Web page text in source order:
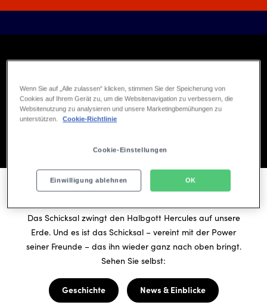
00:00
Mute
Play
TRAILER
Das Schicksal zwingt den Halbgott Hercules auf unsere
Erde. Und es ist das Schicksal – vereint mit der Power
seiner Freunde – das ihn wieder ganz nach oben bringt.
Sehen Sie selbst:
Geschichte News & Einblicke
Wenn Sie auf „Alle zulassen“ klicken, stimmen Sie der Speicherung von
Cookies auf Ihrem Gerät zu, um die Websitenavigation zu verbessern, die
Websitenutzung zu analysieren und unsere Marketingbemühungen zu
unterstützen.
Cookie-Richtlinie
Cookie-Einstellungen
Einwilligung ablehnen OK